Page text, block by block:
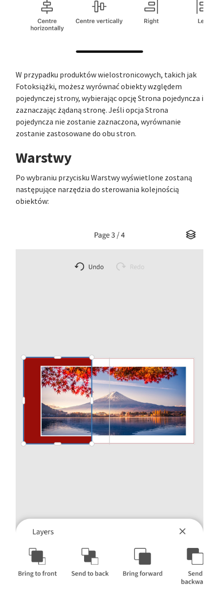
W przypadku produktów wielostronicowych, takich jak
Fotoksiążki, możesz wyrównać obiekty względem
pojedynczej strony, wybierając opcję Strona pojedyncza i
zaznaczając żądaną stronę. Jeśli opcja Strona
pojedyncza nie zostanie zaznaczona, wyrównanie
zostanie zastosowane do obu stron.
Warstwy
Po wybraniu przycisku Warstwy wyświetlone zostaną
następujące narzędzia do sterowania kolejnością
obiektów: